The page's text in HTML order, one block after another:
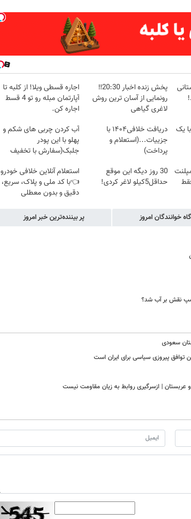
پخش زنده اخبار 20:30‼️
رونمایی از آسان ترین روش
لاغری گیاهی
اجاره‌ قسطی ویلا! از کلبه تا
آپارتمان مبله رو تو 4 قسط
اجاره کن.
یک
دریافت خلافی۱۴۰۴ با
جزییات...(استعلام و
پرداخت)
آب کردن چربی های شکم و
پهلو با این پودر
جلبک(سفارش با تخفیف
30 روز دیگه این موقع
حداقل5کیلو لاغر کردی!
استعلام آنلاین خلافی خودرو
👈با کد ملی و پلاک، سریع،
دقیق و بدون معطلی
خوانندگان امروز پر بیننده‌ترین خبر امروز
نقش بر آب شد؟
سعودی
توافق پیروزی سیاسی برای ایران است
عربستان | ازسرگیری روابط به زیان مقاومت نیست